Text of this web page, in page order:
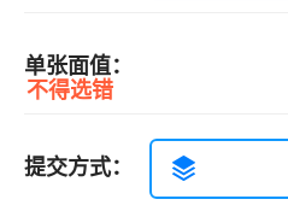
单张面值：
不得选错
提交方式：